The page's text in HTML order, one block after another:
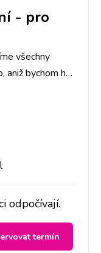
- pro
všechny
aniž bychom ho
na pobočce a
odpočívají.
termín